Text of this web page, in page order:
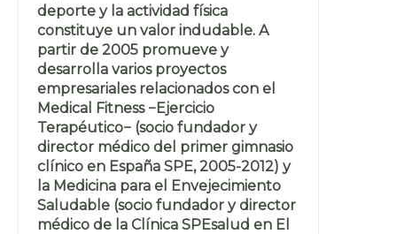
deporte y la actividad física
constituye un valor indudable. A
partir de 2005 promueve y
desarrolla varios proyectos
empresariales relacionados con el
Medical Fitness −Ejercicio
Terapéutico− (socio fundador y
director médico del primer gimnasio
clínico en España SPE, 2005-2012) y
la Medicina para el Envejecimiento
Saludable (socio fundador y director
médico de la Clínica SPEsalud en El